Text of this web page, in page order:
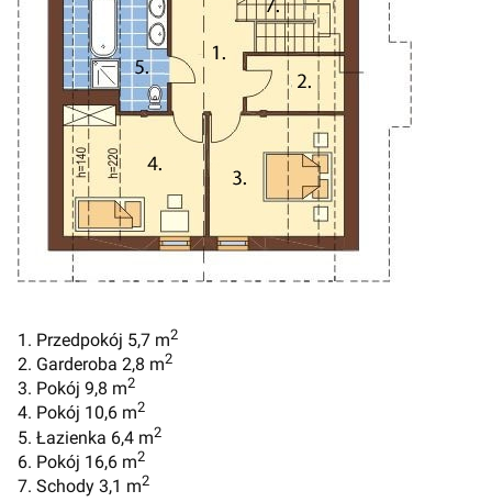
1. Przedpokój 5,7 m2
2. Garderoba 2,8 m2
3. Pokój 9,8 m2
4. Pokój 10,6 m2
5. Łazienka 6,4 m2
6. Pokój 16,6 m2
7. Schody 3,1 m2